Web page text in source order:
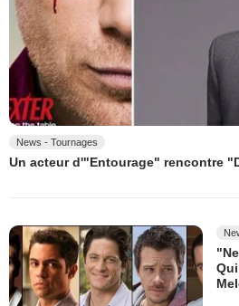
News - Tournages
Un acteur d'"Entourage" rencontre